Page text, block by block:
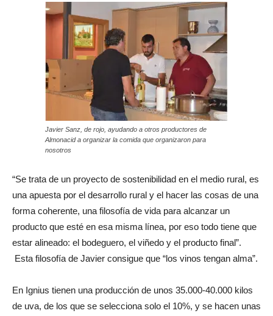
Javier Sanz, de rojo, ayudando a otros productores de
Almonacid a organizar la comida que organizaron para
nosotros
“Se trata de un proyecto de sostenibilidad en el medio rural, es
una apuesta por el desarrollo rural y el hacer las cosas de una
forma coherente, una filosofía de vida para alcanzar un
producto que esté en esa misma línea, por eso todo tiene que
estar alineado: el bodeguero, el viñedo y el producto final”.
Esta filosofía de Javier consigue que “los vinos tengan alma”.
En Ignius tienen una producción de unos 35.000-40.000 kilos
de uva, de los que se selecciona solo el 10%, y se hacen unas